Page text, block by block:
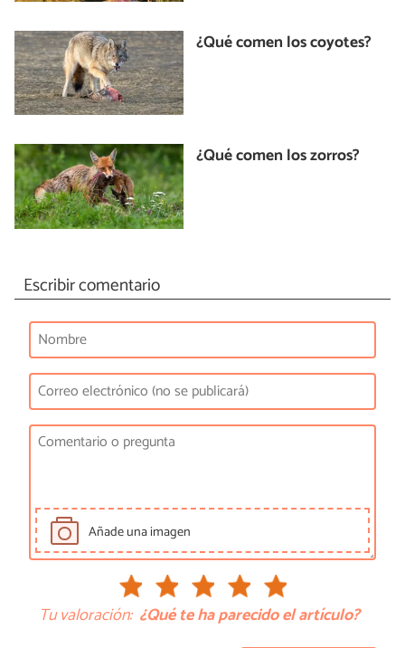
¿Qué comen los coyotes?
¿Qué comen los zorros?
Escribir comentario
Añade una imagen
Tu valoración: ¿Qué te ha parecido el artículo?